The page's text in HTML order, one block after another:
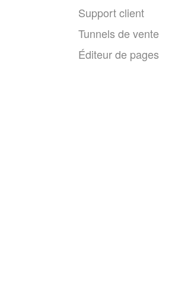
Support client
Tunnels de vente
Éditeur de pages